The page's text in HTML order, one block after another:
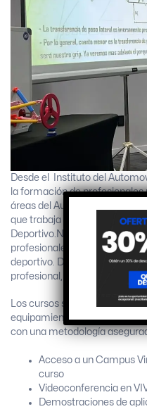
Desde el Instituto del
la formación de
áreas del Automovilismo
que trabaja en la actualidad
Deportivo.Nuestros docentes
profesionales que se
deportivo. Destacados y
profesional, en sus áreas de
Los cursos son workshop y
equipamiento de última
con una metodología
Acceso a un Campus
curso
Videoconferencia en
Demostraciones de